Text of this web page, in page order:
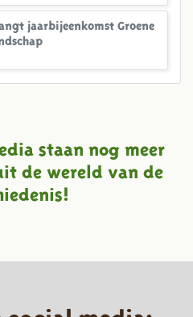
jaarbijeenkomst Groene
staan nog meer
de wereld van de